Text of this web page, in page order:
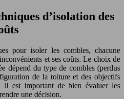
d’isolation des
pour isoler les combles, chacune
et ses coûts. Le choix de
dépend du type de combles (perdus
de la toiture et des objectifs
Il est important de bien évaluer les
une décision.